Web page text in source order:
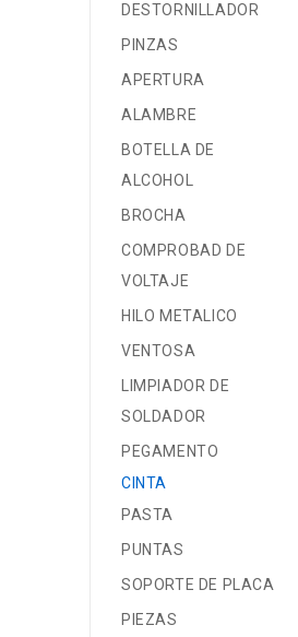
DESTORNILLADOR
PINZAS
APERTURA
ALAMBRE
BOTELLA DE
ALCOHOL
BROCHA
COMPROBAD DE
VOLTAJE
HILO METALICO
VENTOSA
LIMPIADOR DE
SOLDADOR
PEGAMENTO
CINTA
PASTA
PUNTAS
SOPORTE DE PLACA
PIEZAS